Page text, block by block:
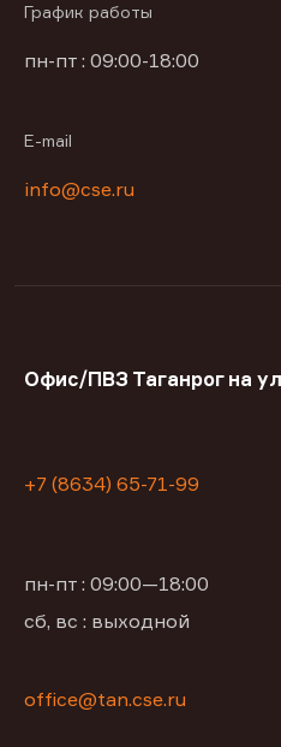
График работы
пн-пт : 09:00-18:00
E-mail
info@cse.ru
Офис/ПВЗ Таганрог на
+7 (8634) 65-71-99
пн-пт : 09:00—18:00
сб, вс : выходной
office@tan.cse.ru